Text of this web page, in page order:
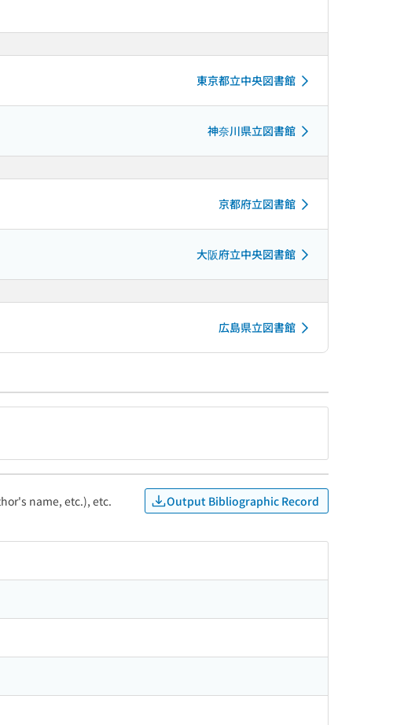
東京都立中央図書館
神奈川県立図書館
京都府立図書館
大阪府立中央図書館
広島県立図書館
name, etc.), etc. Output Bibliographic Record